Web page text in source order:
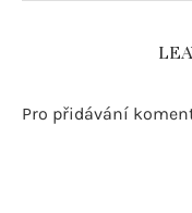
Pro přidávání